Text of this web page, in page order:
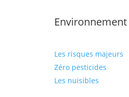
Les risques majeurs
Zéro pesticides
Les nuisibles